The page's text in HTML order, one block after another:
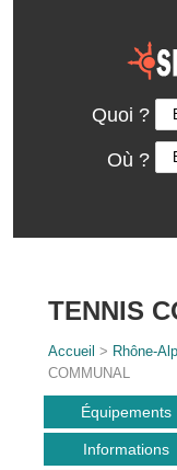
Quoi ?
Où ?
TENNIS
Accueil > Rhône-
COMMUNAL
Équipements
Informations